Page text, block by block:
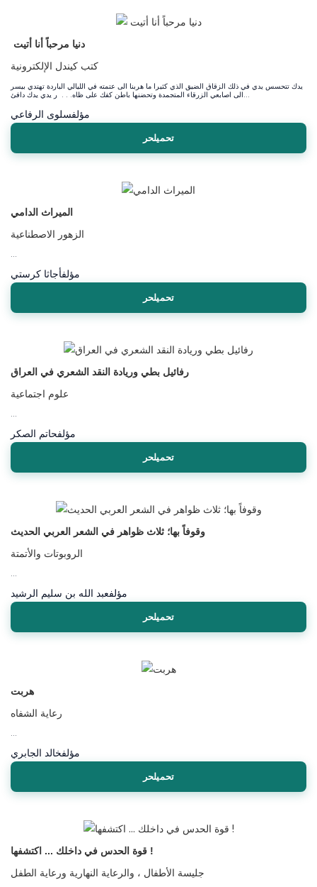
دنيا مرحباً أنا أتيت
كتب كيندل الإلكترونية
يدك تتحسس يدي في ذلك الزقاق الضيق الذي كثيرا ما هربنا الى عتمته في الليالي الباردة تهتدي بيسر
مؤلف
تحميلحر
الميراث الدامي
الزهور الاصطناعية
مؤلفأجاثا كرستي
تحميلحر
رفائيل بطي وريادة النقد الشعري في العراق
علوم اجتماعية
مؤلفحاتم الصكر
تحميلحر
وقوفاً بها؛ ثلاث ظواهر في الشعر العربي الحديث
الروبوتات والأتمتة
مؤلفعبد الله بن سليم الرشيد
تحميلحر
هربت
رعاية الشفاه
مؤلفخالد الجابري
تحميلحر
قوة الحدس في داخلك ... اكتشفها !
جليسة الأطفال ، والرعاية النهارية ورعاية الطفل